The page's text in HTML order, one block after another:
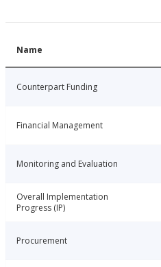
Name
Counterpart Funding
Financial Management
Monitoring and Evaluation
Overall Implementation
Progress (IP)
Procurement